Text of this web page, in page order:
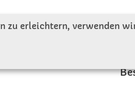
vor
zu erleichtern, verwenden